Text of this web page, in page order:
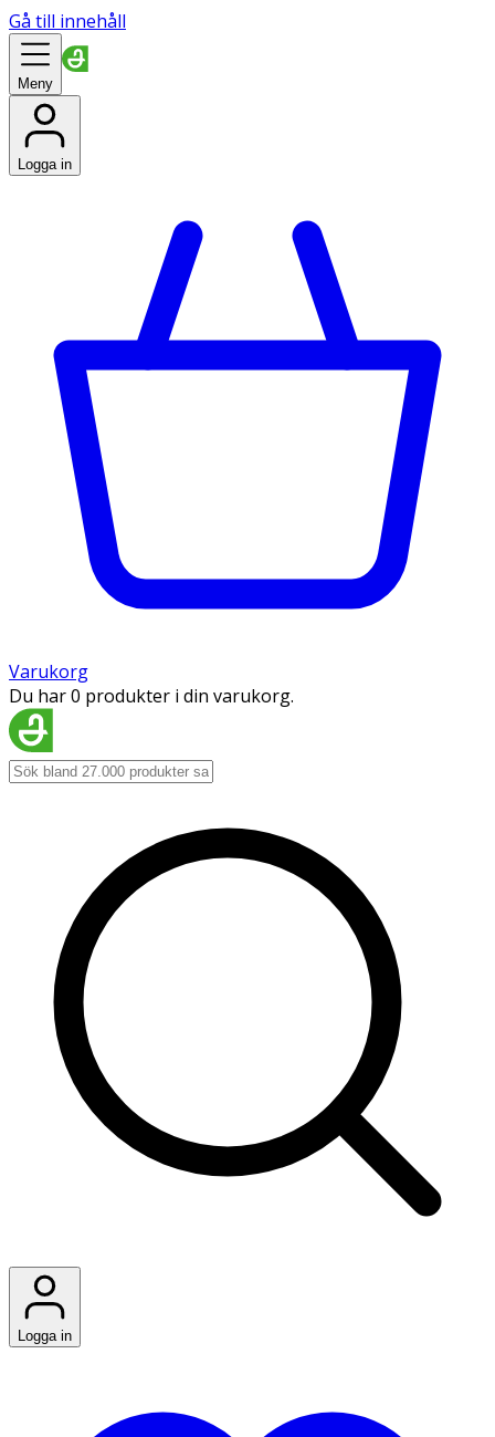
Gå till innehåll
Meny
Logga in
Varukorg
Du har 0 produkter i din varukorg.
Logga in